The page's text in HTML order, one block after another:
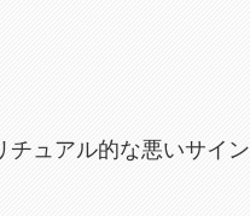
チュアル的な悪いサイン